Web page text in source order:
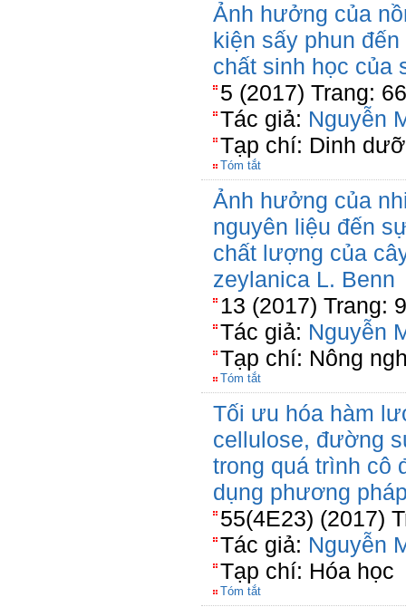
Ảnh hưởng của
kiện sấy phun
chất sinh học của
5 (2017) Trang:
Tác giả: Nguyễn
Tạp chí: Dinh
Tóm tắt
Ảnh hưởng của
nguyên liệu đến
chất lượng của
zeylanica L. Benn
13 (2017) Trang:
Tác giả: Nguyễn
Tạp chí: Nông
Tóm tắt
Tối ưu hóa hàm
cellulose, đường
trong quá trình cô
dụng phương
55(4E23) (2017)
Tác giả: Nguyễn
Tạp chí: Hóa học
Tóm tắt